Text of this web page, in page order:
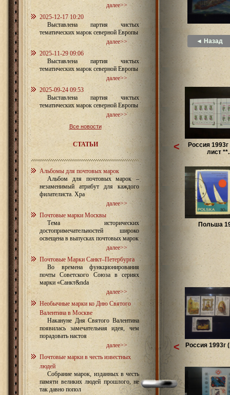
далее>>
2025-12-17 10:20
Выставлена партия чистых
тематических марок северной Европы
далее>>
2025-11-29 09:06
Выставлена партия чистых
тематических марок северной Европы
далее>>
2025-09-24 09:53
Выставлена партия чистых
тематических марок северной Европы
далее>>
Все новости
СТАТЬИ
Альбомы для почтовых марок
Альбом для почтовых марок –
незаменимый атрибут для каждого
филателиста. Хра
далее>>
Почтовые марки Москвы
Тема исторических
достопримечательностей широко
освещена в выпусках почтовых марок
далее>>
Почтовые Марки Санкт–Петербурга
Во времена функционирования
почты Советского Союза в сериях
марки «Санкт&nda
далее>>
Необычные марки ко Дню Святого
Валентина в Москве
Накануне Дня Святого Валентина
появилась замечательная идея, чем
порадовать настоя
далее>>
Почтовые марки в честь известных
людей
Собрание марок, изданных в честь
памяти великих людей прошлого, не
так давно попол
◄ Назад
Россия
лист
Польша
<
Россия 1993г
<